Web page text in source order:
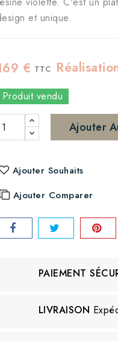
et unique.
€ TTC
Produit vendu
Ajouter
Ajouter Souhaits
Ajouter Comparer
PAIEMENT
LIVRAISON